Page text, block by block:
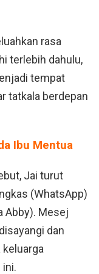
rasa
terlebih dahulu,
tempat
tatkala berdepan
Ibu Mentua
Jai turut
(WhatsApp)
Abby). Mesej
dan